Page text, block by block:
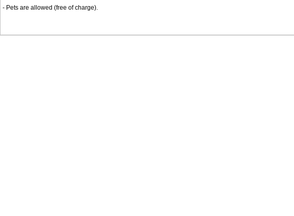
- Pets are allowed (free of charge).